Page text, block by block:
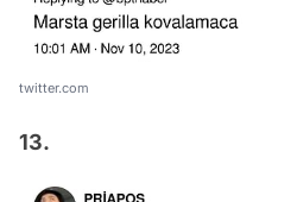
twitter.com
13.